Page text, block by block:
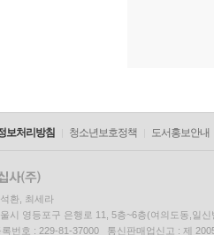
보처리방침 청소년보호정책 도서홍보안내
환, 최세라
시 영등포구 은행로 11, 5층~6층(여의도동,일신
록번호 : 229-81-37000 통신판매업신고 : 제